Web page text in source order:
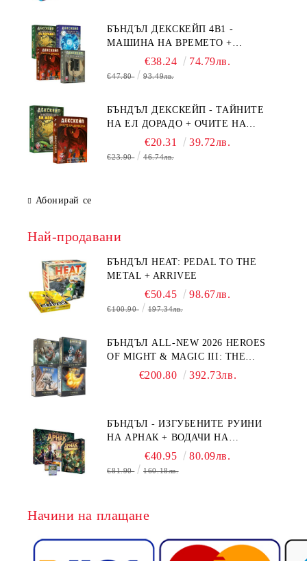
БЪНДЪЛ ДЕКСКЕЙП 4В1 -
МАШИНА НА ВРЕМЕТО +
БЯГСТВО ОТ АЛКАТРАЗ +
ТАЙНИТЕ НА ЕЛ ДОРАДО +
€38.24 74.79лв.
€47.80 93.49лв.
БЪНДЪЛ ДЕКСКЕЙП - ТАЙНИТЕ
НА ЕЛ ДОРАДО + ОЧИТЕ НА
ДРАКОНА€20.31 39.72лв.
€23.90 46.74лв.
Абонирай се
Най-продавани
БЪНДЪЛ HEAT: PEDAL TO THE
METAL + ARRIVEE
€50.45 98.67лв.
€100.90 197.34лв.
БЪНДЪЛ ALL-NEW 2026 HEROES
OF MIGHT & MAGIC III: THE
BOARD GAME EXPANSIONS -
€200.80 392.73лв.
БЪНДЪЛ - ИЗГУБЕНИТЕ РУИНИ
НА АРНАК + ВОДАЧИ НА
ЕКСПЕДИЦИИ + ПРОМО КАРТИ
БЕЗПЛАТНО
€40.95 80.09лв.
€81.90 160.18лв.
Начини на плащане